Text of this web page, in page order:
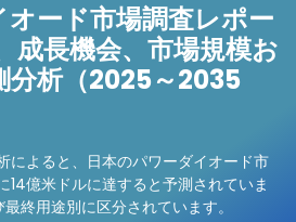
ード市場調査レポー
成長機会、市場規模お
分析（2025～2035
によると、日本のパワーダイオード市
億米ドルに達すると予測されていま
終用途別に区分されています。